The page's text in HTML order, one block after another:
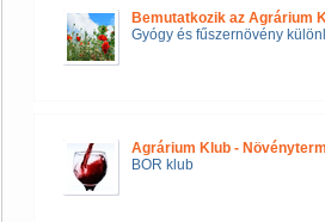
Bemutatkozik az Agrárium
Gyógy és fűszernövény
Agrárium Klub -
BOR klub